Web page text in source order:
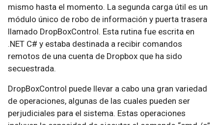
mismo hasta el momento. La segunda carga útil es un
módulo único de robo de información y puerta trasera
llamado DropBoxControl. Esta rutina fue escrita en
.NET C# y estaba destinada a recibir comandos
remotos de una cuenta de Dropbox que ha sido
secuestrada.
DropBoxControl puede llevar a cabo una gran variedad
de operaciones, algunas de las cuales pueden ser
perjudiciales para el sistema. Estas operaciones